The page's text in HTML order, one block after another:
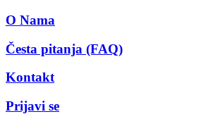
O Nama
Česta pitanja (FAQ)
Kontakt
Prijavi se